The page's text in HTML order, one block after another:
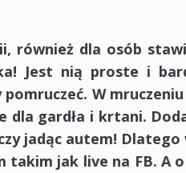
również dla osób
! Jest nią proste i
pomruczeć. W
dla gardła i krtani.
jadąc autem!
jak live na FB. A